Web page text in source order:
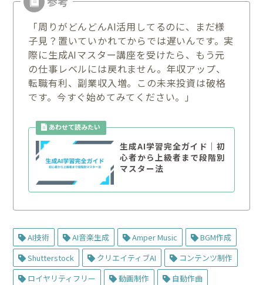
「周りがどんどんAI活用してるのに、まだ様
子見？置いていかれてからでは遅いんです。実
際に生成AIマスター講座を受けたら、もう元
の仕事レベルには戻れません。年収アップ、
転職有利、副業収入増。この未来投資は破格
です。今すぐ始めてみてください。」
生成AI学習完全ガイド｜初
心者から上級者まで段階別
マスター法
AI技術 AI音楽生成 Amper Music
BGM作成
Shutterstock
クリエイティブAI
コンテンツ制作
ロイヤリティフリー
動画制作
自動作曲